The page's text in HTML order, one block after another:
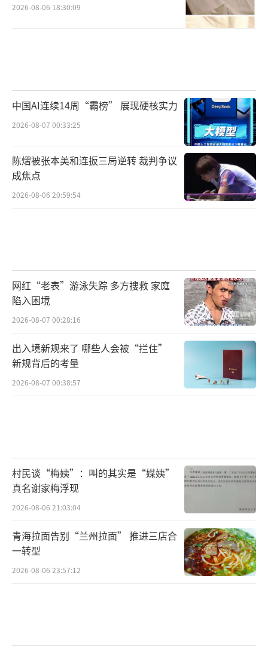
2026-08-06 18:30:09
中国AI连续14周“霸榜” 展现硬核实力
2026-08-07 00:33:25
陈熠被张本美和连扳三局逆转 裁判争议
成焦点
2026-08-06 20:59:54
网红“老表”游泳失踪 多方搜救 家庭
陷入困境
2026-08-07 00:28:16
出入境新规来了 哪些人会被“拦住”
新规背后的考量
2026-08-07 00:38:57
村民谈“梅姨”：叫的其实是“媒姨”
真名谢家梅浮现
2026-08-06 21:03:04
青海拉面告别“兰州拉面” 推进三店合
一转型
2026-08-06 23:57:12